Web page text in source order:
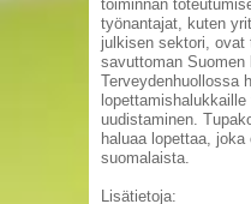
toiminnan
työnantajat, kuten
julkisen sektori, ovat
savuttoman Suomen
Terveydenhuollossa
uudistaminen.
haluaa lopettaa, joka
suomalaista.
Lisätietoja: